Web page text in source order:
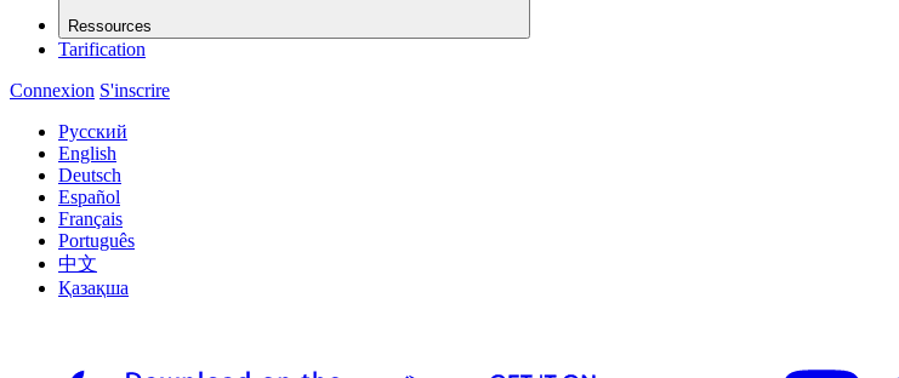
Ressources
Tarification
Connexion S'inscrire
Русский
English
Deutsch
Español
Français
Português
中文
Қазақша